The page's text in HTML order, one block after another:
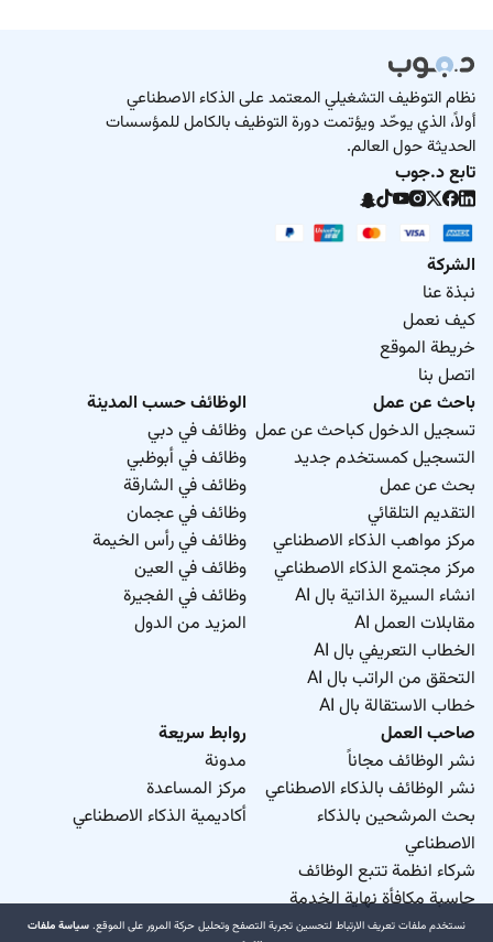
نظام التوظيف التشغيلي المعتمد على الذكاء الاصطناعي
أولاً، الذي يوحّد ويؤتمت دورة التوظيف بالكامل للمؤسسات
الحديثة حول العالم.
تابع د.جوب
الشركة
نبذة عنا
كيف نعمل
خريطة الموقع
اتصل بنا
باحث عن عمل
تسجيل الدخول كباحث عن عمل
التسجيل كمستخدم جديد
بحث عن عمل
التقديم التلقائي
مركز مواهب الذكاء الاصطناعي
مركز مجتمع الذكاء الاصطناعي
انشاء السيرة الذاتية بال AI
مقابلات العمل AI
الخطاب التعريفي بال AI
التحقق من الراتب بال AI
خطاب الاستقالة بال AI
الوظائف حسب المدينة
وظائف في دبي
وظائف في أبوظبي
وظائف في الشارقة
وظائف في عجمان
وظائف في رأس الخيمة
وظائف في العين
وظائف في الفجيرة
المزيد من الدول
صاحب العمل
نشر الوظائف مجاناً
نشر الوظائف بالذكاء الاصطناعي
بحث المرشحين بالذكاء
الاصطناعي
شركاء انظمة تتبع الوظائف
حاسبة مكافأة نهاية الخدمة
روابط سريعة
مدونة
مركز المساعدة
أكاديمية الذكاء الاصطناعي
نستخدم ملفات تعريف الارتباط لتحسين تجربة التصفح وتحليل حركة المرور على الموقع. سياسة ملفات